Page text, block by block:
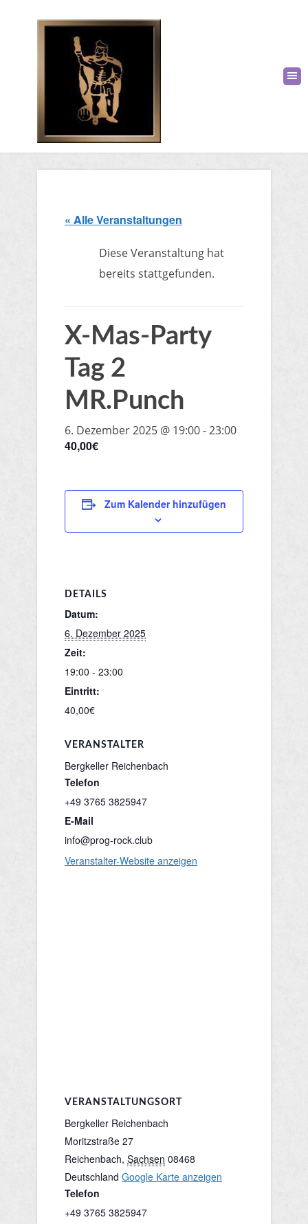
« Alle Veranstaltungen
Diese Veranstaltung hat
bereits stattgefunden.
X-Mas-Party
Tag 2
MR.Punch
6. Dezember 2025 @ 19:00-23:00
40,00€
Zum Kalender hinzufügen
DETAILS
Datum:
6. Dezember 2025
Zeit:
19:00 - 23:00
Eintritt:
40,00€
VERANSTALTER
Bergkeller Reichenbach
Telefon
+49 3765 3825947
E-Mail
info@prog-rock.club
Veranstalter-Website anzeigen
VERANSTALTUNGSORT
Bergkeller Reichenbach
Moritzstraße 27
Reichenbach, Sachsen 08468
Deutschland Google Karte anzeigen
Telefon
+49 3765 3825947